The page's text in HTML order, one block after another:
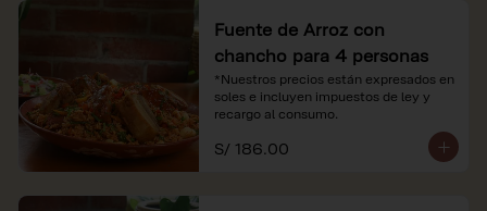
Fuente de Arroz con
chancho para 4 personas
*Nuestros precios están expresados en
soles e incluyen impuestos de ley y
recargo al consumo.
S/ 186.00